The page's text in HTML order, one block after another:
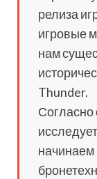
релиза
игровые
нам
Thunder.
Согласно
начинаем